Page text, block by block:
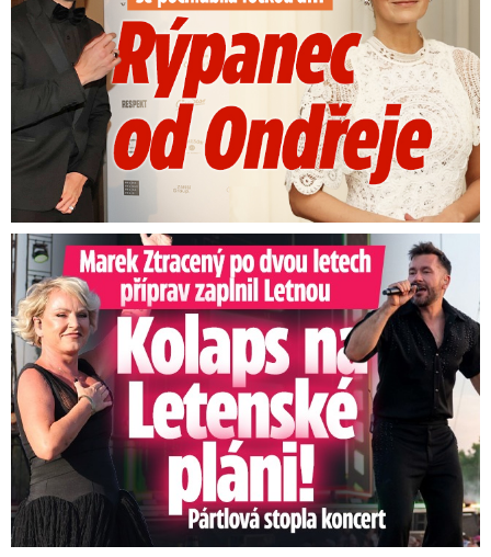
Marek Ztracený na Letné: Pártlová stopla koncert